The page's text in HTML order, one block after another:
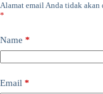
Alamat email Anda tidak
*
Name *
Email *